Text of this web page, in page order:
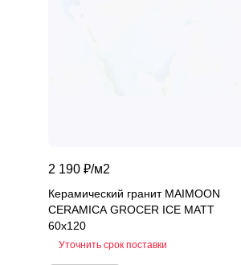
2 190 ₽/м2
Керамический гранит MAIMOON
CERAMICA GROCER ICE MATT
60x120
Уточнить срок поставки